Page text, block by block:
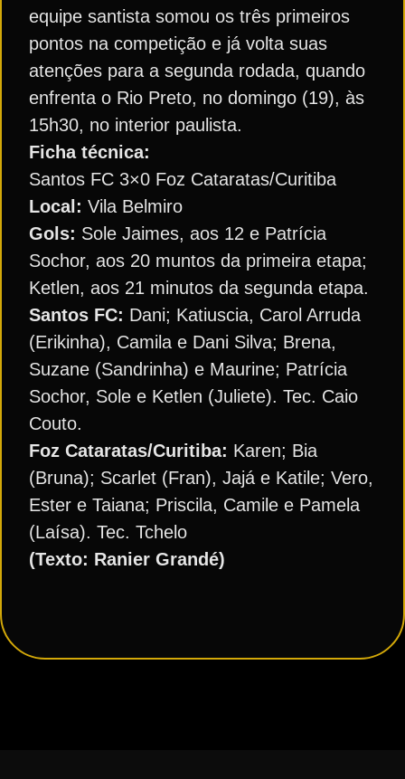
equipe santista somou os três primeiros
pontos na competição e já volta suas
atenções para a segunda rodada, quando
enfrenta o Rio Preto, no domingo (19), às
15h30, no interior paulista.
Ficha técnica:
Santos FC 3×0 Foz Cataratas/Curitiba
Local: Vila Belmiro
Gols: Sole Jaimes, aos 12 e Patrícia
Sochor, aos 20 muntos da primeira etapa;
Ketlen, aos 21 minutos da segunda etapa.
Santos FC: Dani; Katiuscia, Carol Arruda
(Erikinha), Camila e Dani Silva; Brena,
Suzane (Sandrinha) e Maurine; Patrícia
Sochor, Sole e Ketlen (Juliete). Tec. Caio
Couto.
Foz Cataratas/Curitiba: Karen; Bia
(Bruna); Scarlet (Fran), Jajá e Katile; Vero,
Ester e Taiana; Priscila, Camile e Pamela
(Laísa). Tec. Tchelo
(Texto: Ranier Grandé)